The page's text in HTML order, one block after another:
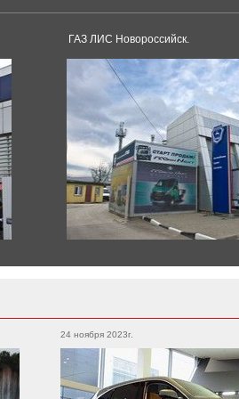
Model 3
Model S
Toyota
Supra
Land Cruiser
Corolla
Hilux
Avensis
Camry
Hilux
Yaris
Crown
Tacoma
4runner
ГАЗ ЛИС Новороссийск.
24 ноября 2023г.